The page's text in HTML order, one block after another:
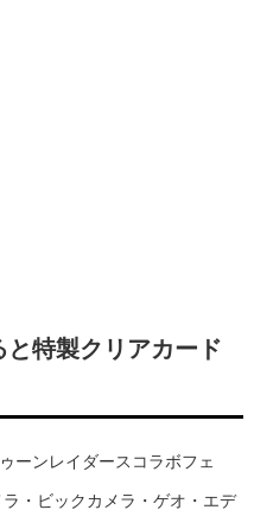
特製クリアカード
ーンレイダースコラボフェ
・ビックカメラ・ゲオ・エデ